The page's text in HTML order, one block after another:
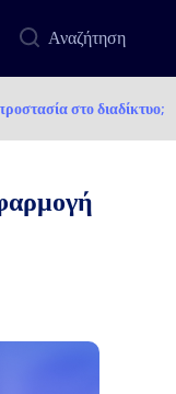
Αναζήτηση
στο διαδίκτυο;